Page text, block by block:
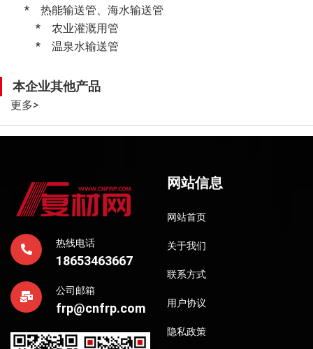
* 热能输送管、海水输送管
* 农业灌溉用管
* 温泉水输送管
本企业其他产品
更多>
热线电话
18653463667
公司邮箱
frp@cnfrp.com
网站信息
网站首页
关于我们
联系方式
用户协议
隐私政策